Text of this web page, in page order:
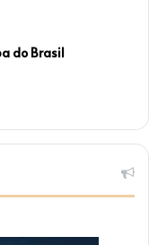
do Brasil